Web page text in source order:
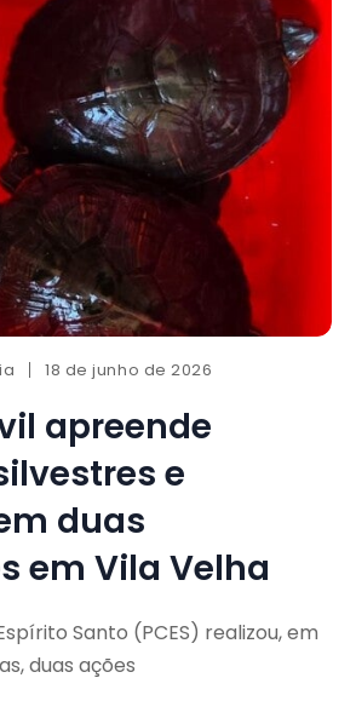
18 de junho de 2026
apreende
e
duas
em Vila Velha
Santo (PCES) realizou, em
duas ações